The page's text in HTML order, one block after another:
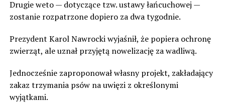
Drugie weto — dotyczące tzw. ustawy łańcuchowej —
zostanie rozpatrzone dopiero za dwa tygodnie.
Prezydent Karol Nawrocki wyjaśnił, że popiera ochronę
zwierząt, ale uznał przyjętą nowelizację za wadliwą.
Jednocześnie zaproponował własny projekt, zakładający
zakaz trzymania psów na uwięzi z określonymi
wyjątkami.